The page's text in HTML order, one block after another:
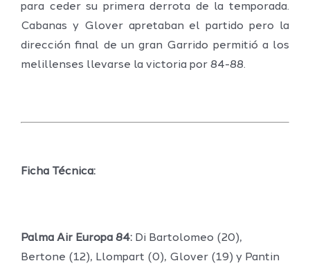
para ceder su primera derrota de la temporada.
Cabanas y Glover apretaban el partido pero la
dirección final de un gran Garrido permitió a los
melillenses llevarse la victoria por 84-88.
Ficha Técnica:
Palma Air Europa 84: Di Bartolomeo (20),
Bertone (12), Llompart (0), Glover (19) y Pantin